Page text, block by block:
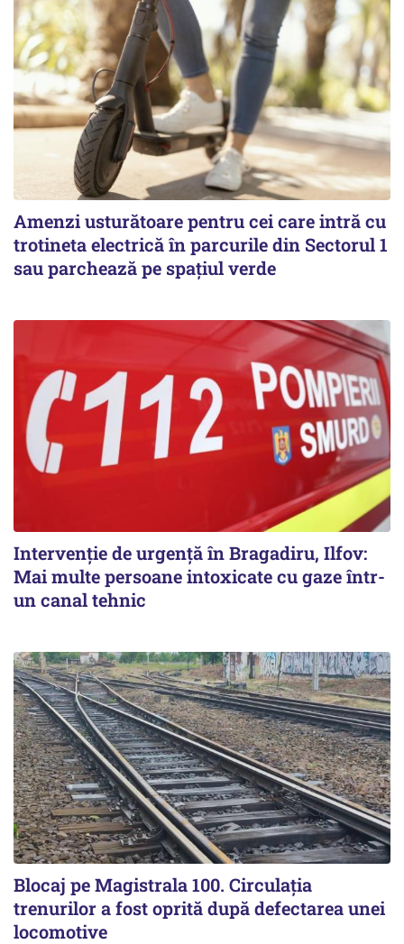
Amenzi usturătoare pentru cei care intră cu
trotineta electrică în parcurile din Sectorul 1
sau parchează pe spațiul verde
Intervenție de urgență în Bragadiru, Ilfov:
Mai multe persoane intoxicate cu gaze într-
un canal tehnic
Blocaj pe Magistrala 100. Circulația
trenurilor a fost oprită după defectarea unei
locomotive